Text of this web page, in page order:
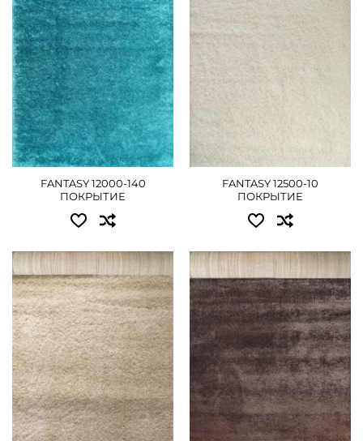
1.50x20.00 - 22050 грн
2.00x20.00 - 29295 грн
4.00x20.00 - 59040 грн
ДЕТАЛЬНІШЕ
FANTASY 12000-140
ПОКРЫТИЕ
1.50x20.00 - 22050 грн
2.00x20.00 - 29295 грн
4.00x20.00 - 59040 грн
ДЕТАЛЬНІШЕ
FANTASY 12500-10
ПОКРЫТИЕ
Доступні розміри:
1.00x20.00 - 14760 грн
1.20x20.00 - 17730 грн
1.50x20.00 - 22050 грн
2.00x20.00 - 29295 грн
4.00x20.00 - 59040 грн
Доступні розміри:
1.00x20.00 - 14760 грн
1.20x20.00 - 17730 грн
1.50x20.00 - 22050 грн
2.00x20.00 - 29295 грн